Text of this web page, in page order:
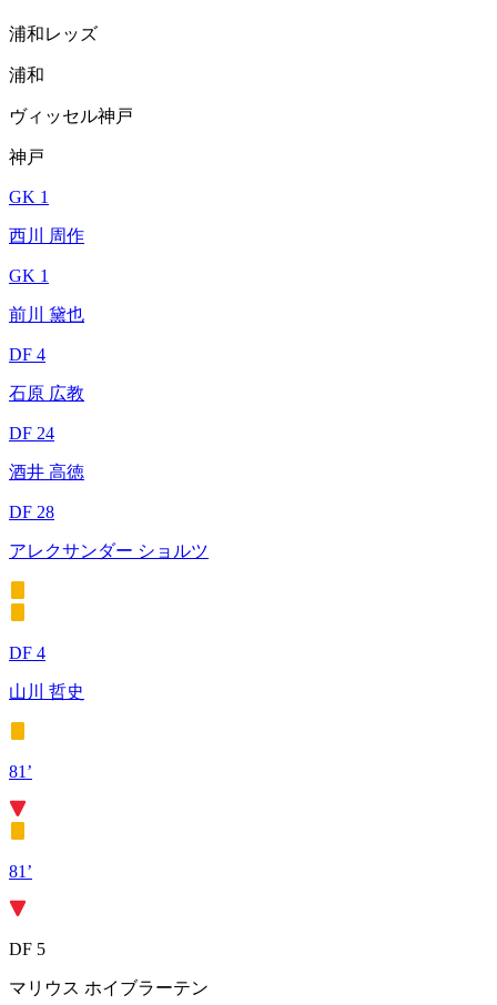
浦和レッズ
浦和
ヴィッセル神戸
神戸
GK 1
西川 周作
GK 1
前川 黛也
DF 4
石原 広教
DF 24
酒井 高徳
DF 28
アレクサンダー ショルツ
DF 4
山川 哲史
81’
81’
DF 5
マリウス ホイブラーテン